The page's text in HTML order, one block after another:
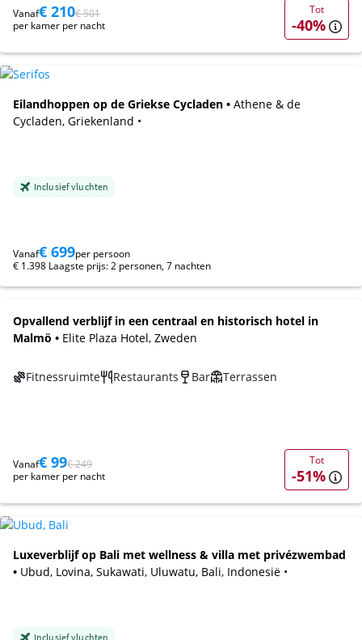
Vanaf€ 210€ 501
per kamer per nacht
Tot
-40%
Eilandhoppen op de Griekse Cycladen • Athene & de
Cycladen, Griekenland •
Inclusief vluchten
Vanaf€ 699per persoon
€ 1.398 Laagste prijs: 2 personen, 7 nachten
Opvallend verblijf in een centraal en historisch hotel in
Malmö • Elite Plaza Hotel, Zweden
Fitnessruimte Restaurants Bar Terrassen
Vanaf€ 99€ 249
per kamer per nacht
Tot
-51%
Luxeverblijf op Bali met wellness & villa met privézwembad
• Ubud, Lovina, Sukawati, Uluwatu, Bali, Indonesië •
Inclusief vluchten